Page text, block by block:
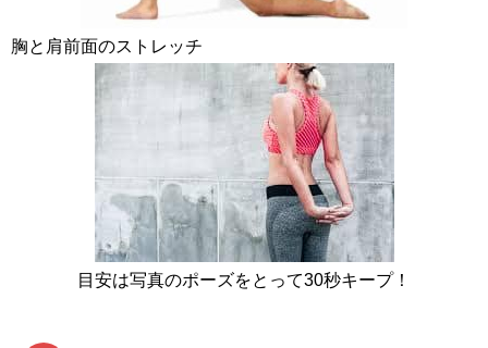
胸と肩前面のストレッチ
目安は写真のポーズをとって30秒キープ！